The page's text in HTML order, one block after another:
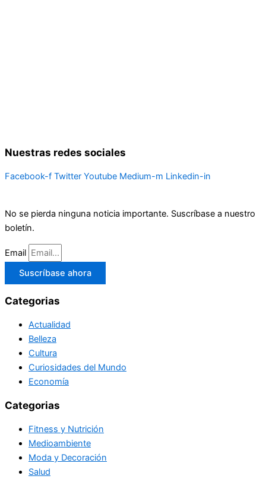
Nuestras redes sociales
Facebook-f Twitter Youtube Medium-m Linkedin-in
No se pierda ninguna noticia importante. Suscríbase a nuestro
boletín.
Email
Suscríbase ahora
Categorias
Actualidad
Belleza
Cultura
Curiosidades del Mundo
Economía
Categorias
Fitness y Nutrición
Medioambiente
Moda y Decoración
Salud